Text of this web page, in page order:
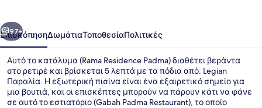
Επόμενο
97+
ΕπισκόπησηΔωμάτιαΤοποθεσίαΠολιτικές
Αυτό το κατάλυμα (Rama Residence Padma) διαθέτει βεράντα
στο ρετιρέ και βρίσκεται 5 λεπτά με τα πόδια από: Legian
Παραλία. Η εξωτερική πισίνα είναι ένα εξαιρετικό σημείο για
μια βουτιά, και οι επισκέπτες μπορούν να πάρουν κάτι να φάνε
σε αυτό το εστιατόριο (Gabah Padma Restaurant), το οποίο